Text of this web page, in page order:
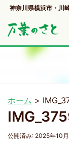
神奈川県横浜市・川
ホーム >
公開済み: 2025年10